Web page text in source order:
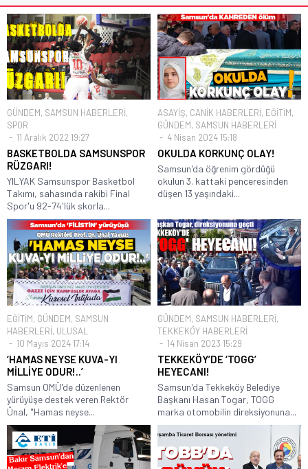
GÜNDEM, SAMSUN HABERLERİ,
SPOR
11 Aralık 2022 19:27
BASKETBOLDA SAMSUNSPOR
RÜZGARI!
YILYAK Samsunspor Basketbol
Takımı, sahasında rakibi Final
Spor'u 92-74'lük skorla...
ASAYİŞ, CANİK HABERLERİ, EĞİTİM,
GÜNDEM, SAMSUN HABERLERİ
4 Nisan 2024 15:18
OKULDA KORKUNÇ OLAY!
Samsun'da öğrenim gördüğü
okulun 3. kattaki penceresinden
düşen 13 yaşındaki...
EĞİTİM, GÜNDEM, SAMSUN
HABERLERİ, ULUSAL
10 Mayıs 2024 17:14
‘HAMAS NEYSE KUVA-YI
MİLLİYE ODUR!..’
Samsun OMÜ'de düzenlenen
yürüyüşe destek veren Rektör
Ünal, "Hamas neyse...
GÜNDEM, SAMSUN HABERLERİ,
TEKKEKÖY HABERLERİ
14 Nisan 2023 15:29
TEKKEKÖY’DE ‘TOGG’
HEYECANI!
Samsun'da Tekkeköy Belediye
Başkanı Hasan Togar, TOGG
marka otomobilin direksiyonuna...